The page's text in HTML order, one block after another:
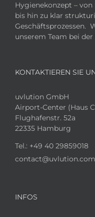
Hygienekonzept –
bis hin zu klar
Geschäftsprozessen.
unserem Team bei
KONTAKTIEREN SIE
uvlution GmbH
Airport-Center (Haus
Flughafenstr. 52a
22335 Hamburg
Tel.: +49 40 29859018
contact@uvlution.com
INFOS